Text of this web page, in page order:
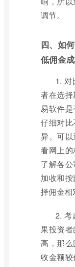
调节。
四、如
低佣金
1.
者在选
易软件
仔细对
异。可
看网上的
了解各
加收和
择佣金相
2. 考
果投资
高，那
收金额较